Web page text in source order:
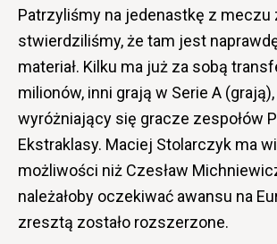
Patrzyliśmy na jedenastkę z meczu
stwierdziliśmy, że tam jest
materiał. Kilku ma już za sobą
milionów, inni grają w Serie A
wyróżniający się gracze zespołów
Ekstraklasy. Maciej Stolarczyk ma
możliwości niż Czesław
należałoby oczekiwać awansu na
zresztą zostało rozszerzone.